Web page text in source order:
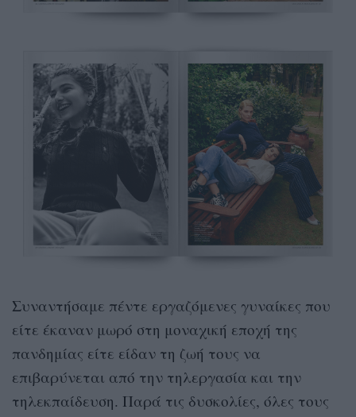
Συναντήσαμε πέντε εργαζόμενες γυναίκες που
είτε έκαναν μωρό στη μοναχική εποχή της
πανδημίας είτε είδαν τη ζωή τους να
επιβαρύνεται από την τηλεργασία και την
τηλεκπαίδευση. Παρά τις δυσκολίες, όλες τους